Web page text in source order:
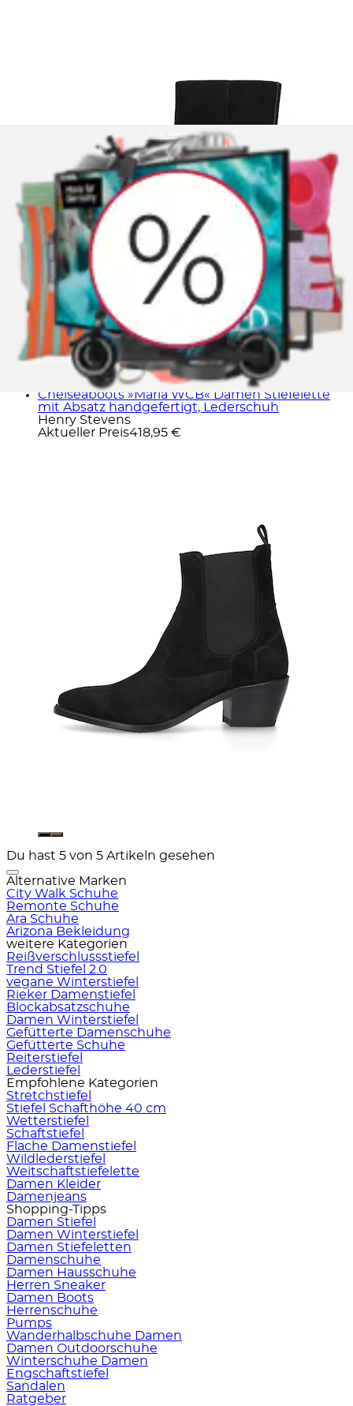
Chelseaboots »Marla WCB« Damen Stiefelette
mit Absatz handgefertigt, Lederschuh
Henry Stevens
Aktueller Preis418,95 €
Du hast 5 von 5 Artikeln gesehen
Alternative Marken
City Walk Schuhe
Remonte Schuhe
Ara Schuhe
Arizona Bekleidung
weitere Kategorien
Reißverschlussstiefel
Trend Stiefel 2.0
vegane Winterstiefel
Rieker Damenstiefel
Blockabsatzschuhe
Damen Winterstiefel
Gefütterte Damenschuhe
Gefütterte Schuhe
Reiterstiefel
Lederstiefel
Empfohlene Kategorien
Stretchstiefel
Stiefel Schafthöhe 40 cm
Wetterstiefel
Schaftstiefel
Flache Damenstiefel
Wildlederstiefel
Weitschaftstiefelette
Damen Kleider
Damenjeans
Shopping-Tipps
Damen Stiefel
Damen Winterstiefel
Damen Stiefeletten
Damenschuhe
Damen Hausschuhe
Herren Sneaker
Damen Boots
Herrenschuhe
Pumps
Wanderhalbschuhe Damen
Damen Outdoorschuhe
Winterschuhe Damen
Engschaftstiefel
Sandalen
Ratgeber